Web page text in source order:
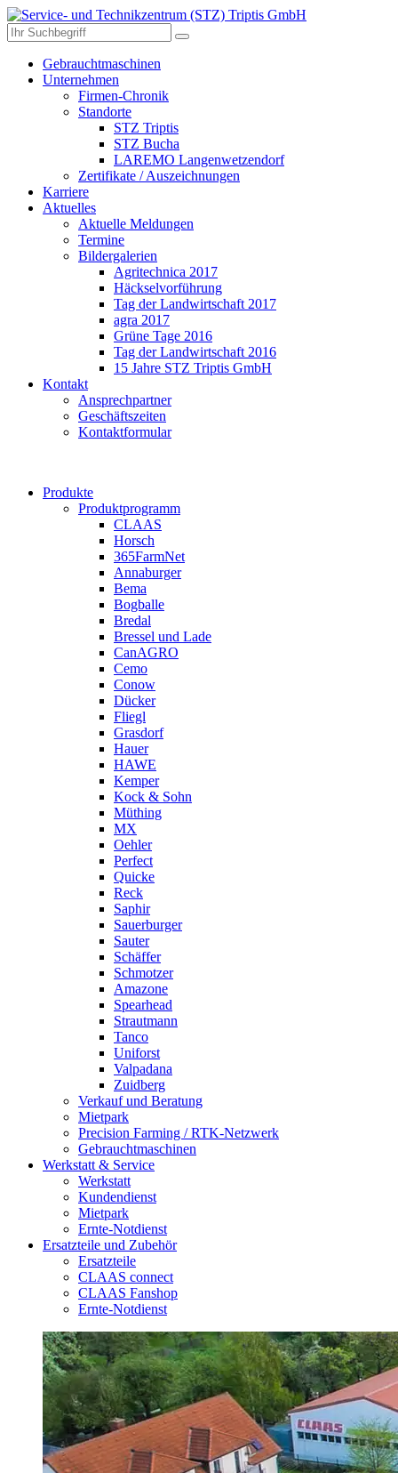
Gebrauchtmaschinen
Unternehmen
Firmen-Chronik
Standorte
STZ Triptis
STZ Bucha
LAREMO Langenwetzendorf
Zertifikate / Auszeichnungen
Karriere
Aktuelles
Aktuelle Meldungen
Termine
Bildergalerien
Agritechnica 2017
Häckselvorführung
Tag der Landwirtschaft 2017
agra 2017
Grüne Tage 2016
Tag der Landwirtschaft 2016
15 Jahre STZ Triptis GmbH
Kontakt
Ansprechpartner
Geschäftszeiten
Kontaktformular
Produkte
Produktprogramm
CLAAS
Horsch
365FarmNet
Annaburger
Bema
Bogballe
Bredal
Bressel und Lade
CanAGRO
Cemo
Conow
Dücker
Fliegl
Grasdorf
Hauer
HAWE
Kemper
Kock & Sohn
Müthing
MX
Oehler
Perfect
Quicke
Reck
Saphir
Sauerburger
Sauter
Schäffer
Schmotzer
Amazone
Spearhead
Strautmann
Tanco
Uniforst
Valpadana
Zuidberg
Verkauf und Beratung
Mietpark
Precision Farming / RTK-Netzwerk
Gebrauchtmaschinen
Werkstatt & Service
Werkstatt
Kundendienst
Mietpark
Ernte-Notdienst
Ersatzteile und Zubehör
Ersatzteile
CLAAS connect
CLAAS Fanshop
Ernte-Notdienst